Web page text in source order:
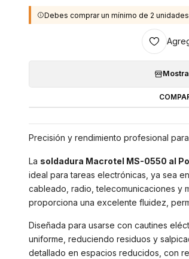
Debes comprar un mínimo de 2 unidades
Precisión y rendimiento profesional
La soldadura Macrotel MS-0550 al
ideal para tareas electrónicas, ya sea
cableado, radio, telecomunicaciones y
proporciona una excelente fluidez,
Diseñada para usarse con cautines
uniforme, reduciendo residuos y
detallado en espacios reducidos, con